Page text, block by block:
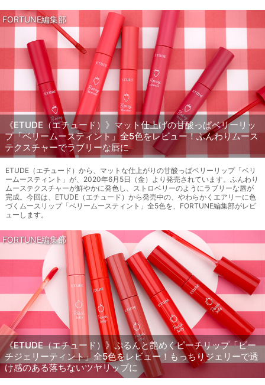
FORTUNE編集部
《ETUDE（エチュード）》マット仕上げの甘酸っぱベリーリッ
プ「ベリームースティント」全5色をレビュー！ふんわりムース
テクスチャーでラブリーな唇に
ETUDE（エチュード）から、マットな仕上がりの甘酸っぱベリーリップ「ベリ
ームースティント」が、2020年6月5日（金）より発売されています。ふんわり
ムーステクスチャーが鮮やかに発色し、ストロベリーのようにラブリーな唇が
完成。今回は、ETUDE（エチュード）から発売中の、やわらかくエアリーに色
づくムースリップ「ベリームースティント」全5色を、FORTUNE編集部がレビ
ューします。
FORTUNE編集部
《ETUDE（エチュード）》ぷるんと艶めくピーチリップ「ピー
チジェリーティント」全5色をレビュー！もっちりジェリーで透
け感のある落ちないツヤリップに